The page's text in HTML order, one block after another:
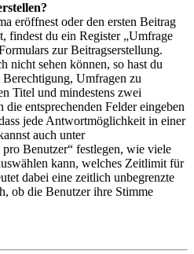
eröffnest oder den ersten Beitrag
findest du ein Register „Umfrage
zur Beitragserstellung.
nicht sehen können, so hast du
Umfragen zu
Titel und mindestens zwei
entsprechenden Felder eingeben
jede Antwortmöglichkeit in einer
auch unter
Benutzer“ festlegen, wie viele
kann, welches Zeitlimit für
dabei eine zeitlich unbegrenzte
ob die Benutzer ihre Stimme